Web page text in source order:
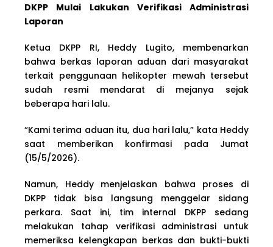
DKPP Mulai Lakukan Verifikasi Administrasi
Laporan
Ketua DKPP RI, Heddy Lugito, membenarkan
bahwa berkas laporan aduan dari masyarakat
terkait penggunaan helikopter mewah tersebut
sudah resmi mendarat di mejanya sejak
beberapa hari lalu.
“Kami terima aduan itu, dua hari lalu,” kata Heddy
saat memberikan konfirmasi pada Jumat
(15/5/2026).
Namun, Heddy menjelaskan bahwa proses di
DKPP tidak bisa langsung menggelar sidang
perkara. Saat ini, tim internal DKPP sedang
melakukan tahap verifikasi administrasi untuk
memeriksa kelengkapan berkas dan bukti-bukti